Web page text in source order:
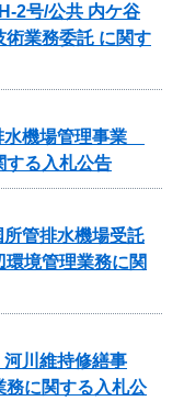
2号/公共 内ケ谷
業務委託 に関す
機場管理事業
する入札公告
管排水機場受託
境管理業務に関
川維持修繕事
に関する入札公